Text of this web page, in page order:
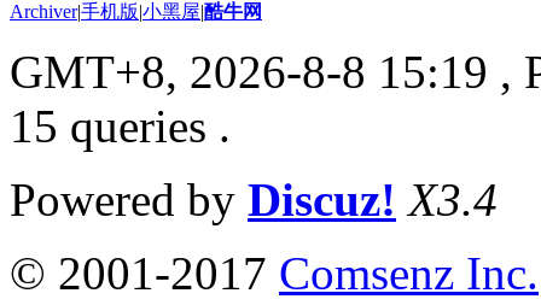
Archiver|手机版|小黑屋|酷牛网
GMT+8, 2026-8-8 15:19 ,
15 queries .
Powered by Discuz! X3.4
© 2001-2017 Comsenz Inc.